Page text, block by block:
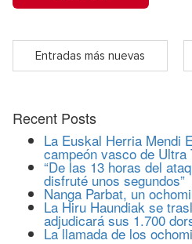
Entradas más nuevas
Recent Posts
La Euskal Herria Mendi
campeón vasco de Ultra
“De las 13 horas del
disfruté unos segundos”
Nanga Parbat, un
La Hiru Haundiak se
adjudicará sus 1.700
La llamada de los